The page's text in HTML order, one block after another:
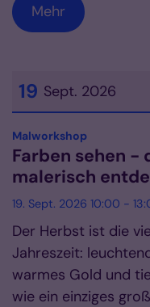
Mehr
19 Sept. 2026
Datum: 19.
Malworkshop:
Farben sehen -
malerisch
19. Sept. 2026 10:00 -
Der Herbst ist die
Jahreszeit:
warmes Gold und
wie ein einziges